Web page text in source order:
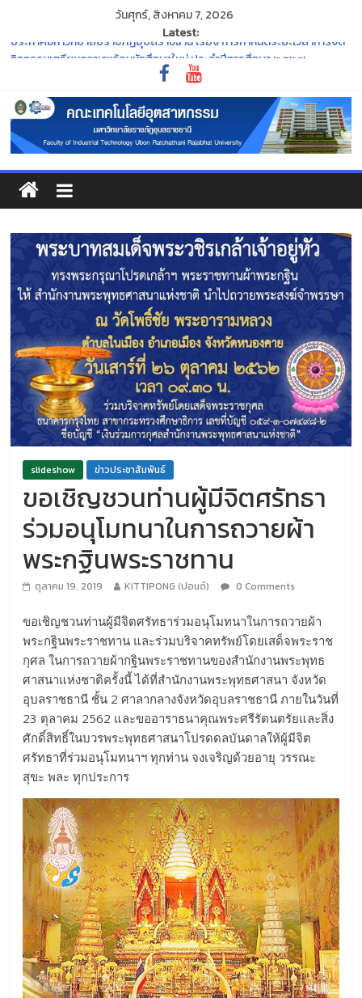
วันศุกร์, สิงหาคม 7, 2026
Latest:
ประกาศมหาวิทยาลัยราชภัฏอุบลราชธานี เรื่อง การกำหนดระยะเวลาการจัด
กิจกรรมเตรียมความพร้อมนักศึกษาใหม่ ประจำปีการศึกษา ๒๕๖๙
ประกาศ กองทุน กยศ. จะปิดระบบการยื่นขอกู้ยืมเงิน DSL รายเก่า ชั้นปีที่ 2-4
ภายในวันที่ 30 มิถุนายน 2569 นี้
“พิธีไหว้ครู ประจำปีการศึกษา ๒๕๖๙”
ร่วมสืบสานและอนุรักษ์ศิลปวัฒนธรรมอันทรงคุณค่าของจังหวัด
อุบลราชธานี ในงาน ประเพณีแห่เทียนพรรษา
ขอแสดงความยินดีแก่คณาจารย์ที่สภามหาวิทยาลัยมีมติแต่งตั้งให้ดำรง
ตำแหน่งทางวิชาการ
slideshow ข่าวประชาสัมพันธ์
ขอเชิญชวนท่านผู้มีจิตศรัทธา
ร่วมอนุโมทนาในการถวายผ้า
พระกฐินพระราชทาน
ตุลาคม 19, 2019 KITTIPONG (ปอนด์) 0 Comments
ขอเชิญชวนท่านผู้มีจิตศรัทธาร่วมอนุโมทนาในการถวายผ้า
พระกฐินพระราชทาน และร่วมบริจาคทรัพย์โดยเสด็จพระราช
กุศล ในการถวายผ้ากฐินพระราชทานของสำนักงานพระพุทธ
ศาสนาแห่งชาติครั้งนี้ ได้ที่สำนักงานพระพุทธศาสนา จังหวัด
อุบลราชธานี ชั้น 2 ศาลากลางจังหวัดอุบลราชธานี ภายในวันที่
23 ตุลาคม 2562 และขออาราธนาคุณพระศรีรัตนตรัยและสิ่ง
ศักดิ์สิทธิ์ในบวรพระพุทธศาสนาโปรดดลบันดาลให้ผู้มีจิต
ศรัทธาที่ร่วมอนุโมทนาฯ ทุกท่าน จงเจริญด้วยอายุ วรรณะ
สุขะ พละ ทุกประการ